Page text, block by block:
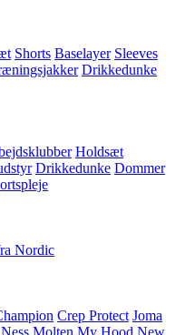
Shorts Baselayer Sleeves
Drikkedunke
Holdsæt
Drikkedunke Dommer
Nordic
Crep Protect Joma
Molten My Hood New